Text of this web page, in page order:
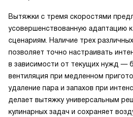
Вытяжки с тремя скоростями
усовершенствованную адаптацию
сценариям. Наличие трех
позволяет точно настраивать
в зависимости от текущих нужд —
вентиляция при медленном
удаление пара и запахов при
делает вытяжку универсальным
кулинарных задач и сохраняет